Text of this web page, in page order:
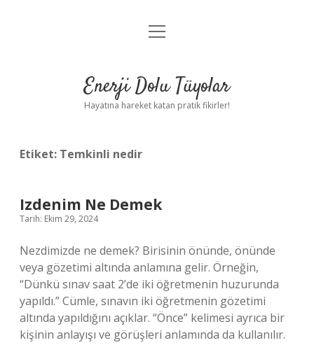
Anasayfa
Yasal Uyarı
menüyü
Enerji Dolu Tüyolar
Hayatına hareket katan pratik fikirler!
Etiket: Temkinli nedir
Izdenim Ne Demek
Tarih: Ekim 29, 2024
Nezdimizde ne demek? Birisinin önünde, önünde
veya gözetimi altında anlamına gelir. Örneğin,
“Dünkü sınav saat 2’de iki öğretmenin huzurunda
yapıldı.” Cümle, sınavın iki öğretmenin gözetimi
altında yapıldığını açıklar. “Önce” kelimesi ayrıca bir
kişinin anlayışı ve görüşleri anlamında da kullanılır.